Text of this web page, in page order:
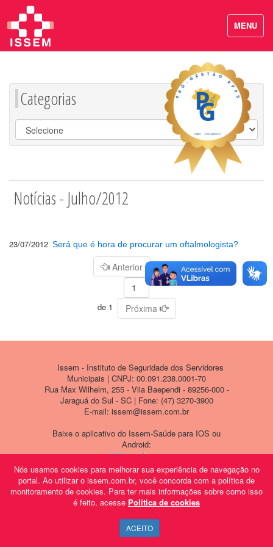
Nós usamos cookies para melhorar sua experiência de navegação no
portal. Ao utilizar o issem.com.br, você concorda com a política de
monitoramento de cookies. Para ter mais informações sobre como isso
é feito, acesse Política de cookies
ACEITO
Categorias
Notícias - Julho/2012
23/07/2012 Será que é hora de procurar um oftalmologista?
Anterior Página
de 1 Próxima
Issem - Instituto de Seguridade dos Servidores
Municipais | CNPJ: 00.091.238.0001-70
Rua Max Wilhelm, 255 - Vila Baependi - 89256-000 -
Jaraguá do Sul - SC | Fone: (47) 3270-3900
E-mail: issem@issem.com.br
Baixe o aplicativo do Issem-Saúde para IOS ou
Android:
MENU